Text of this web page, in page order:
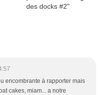
encombrante à rapporter mais
cakes, miam... a notre